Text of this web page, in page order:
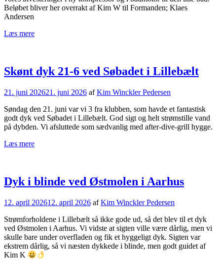
Beløbet bliver her overrakt af Kim W til Formanden; Klaes
Andersen
Læs mere
Skønt dyk 21-6 ved Søbadet i Lillebælt
21. juni 202621. juni 2026 afKim Winckler Pedersen
Søndag den 21. juni var vi 3 fra klubben, som havde et fantastisk
godt dyk ved Søbadet i Lillebælt. God sigt og helt strømstille vand
på dybden. Vi afsluttede som sædvanlig med after-dive-grill hygge.
Læs mere
Dyk i blinde ved Østmolen i Aarhus
12. april 202612. april 2026 afKim Winckler Pedersen
Strømforholdene i Lillebælt så ikke gode ud, så det blev til et dyk
ved Østmolen i Aarhus. Vi vidste at sigten ville være dårlig, men vi
skulle bare under overfladen og fik et hyggeligt dyk. Sigten var
ekstrem dårlig, så vi næsten dykkede i blinde, men godt guidet af
Kim K